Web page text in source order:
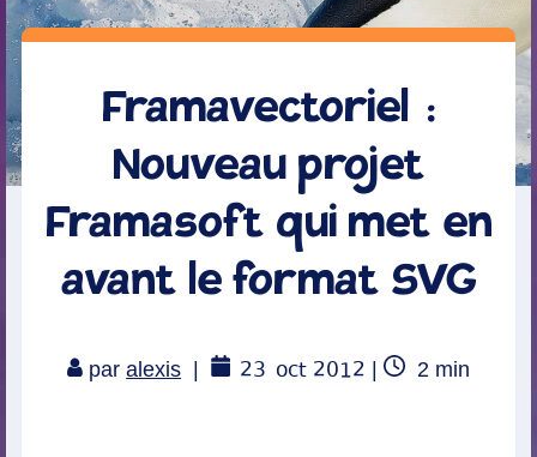
Framavectoriel :
Nouveau projet
Framasoft qui met en
avant le format SVG
paralexis 23 oct 2012
Temps
2min